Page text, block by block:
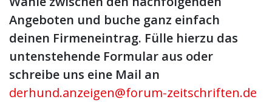
Angeboten und buche ganz einfach
deinen Firmeneintrag. Fülle hierzu das
untenstehende Formular aus oder
schreibe uns eine Mail an
derhund.anzeigen@forum-zeitschriften.de